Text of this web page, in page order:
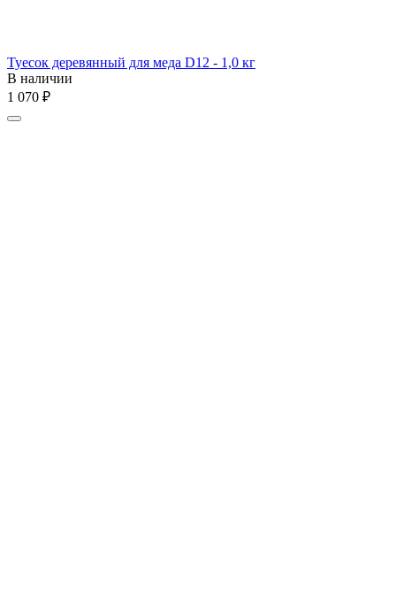
Туесок деревянный для меда D12 - 1,0 кг
В наличии
1 070 ₽